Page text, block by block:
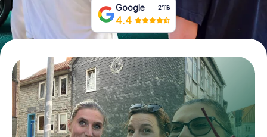
Google 2‘118
4.4